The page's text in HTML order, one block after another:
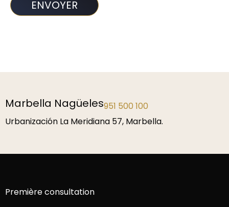
Marbella Nagüeles951 500 100
Urbanización La Meridiana 57, Marbella.
Première consultation